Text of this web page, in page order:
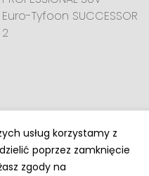
Euro-Tyfoon SUCCESSOR
2
usług korzystamy z
poprzez zamknięcie
zgody na